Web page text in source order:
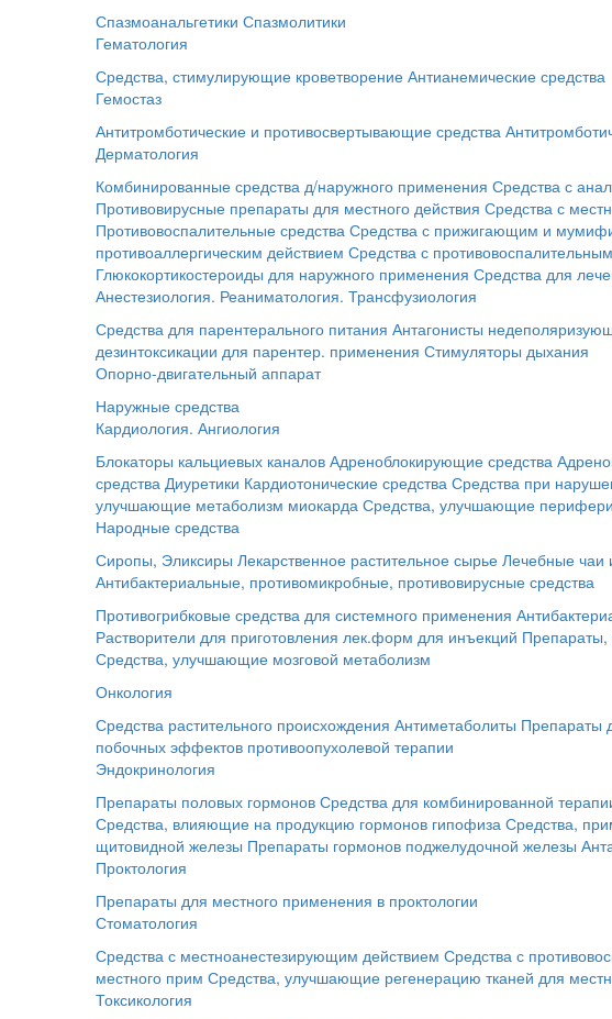
Спазмоанальгетики Спазмолитики
Гематология
Средства, стимулирующие кроветворение Антианемические средства
Гемостаз
Антитромботические и противосвертывающие средства
Дерматология
Комбинированные средства д/наружного применения Средства с
Противовирусные препараты для местного действия Средства с
Противовоспалительные средства Средства с прижигающим и
противоаллергическим действием Средства с
Глюкокортикостероиды для наружного применения Средства для
Анестезиология. Реаниматология. Трансфузиология
Средства для парентерального питания Антагонисты
дезинтоксикации для парентер. применения Стимуляторы дыхания
Опорно-двигательный аппарат
Наружные средства
Кардиология. Ангиология
Блокаторы кальциевых каналов Адреноблокирующие средства
средства Диуретики Кардиотонические средства Средства при
улучшающие метаболизм миокарда Средства, улучшающие
Народные средства
Сиропы, Эликсиры Лекарственное растительное сырье Лечебные чаи
Антибактериальные, противомикробные, противовирусные средства
Противогрибковые средства для системного применения
Растворители для приготовления лек.форм для инъекций
Средства, улучшающие мозговой метаболизм
Онкология
Средства растительного происхождения Антиметаболиты Препараты
побочных эффектов противоопухолевой терапии
Эндокринология
Препараты половых гормонов Средства для комбинированной
Средства, влияющие на продукцию гормонов гипофиза Средства,
щитовидной железы Препараты гормонов поджелудочной железы
Проктология
Препараты для местного применения в проктологии
Стоматология
Средства с местноанестезирующим действием Средства с
местного прим Средства, улучшающие регенерацию тканей для
Токсикология